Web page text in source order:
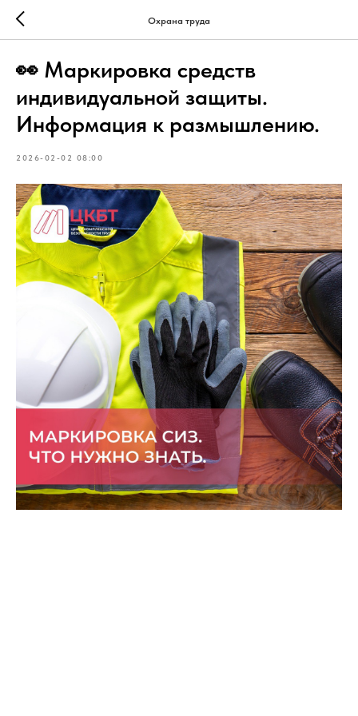
Охрана труда
👀 Маркировка средств
индивидуальной защиты.
Информация к размышлению.
2026-02-02 08:00